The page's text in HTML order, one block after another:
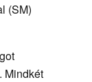
(SM)
Mindkét